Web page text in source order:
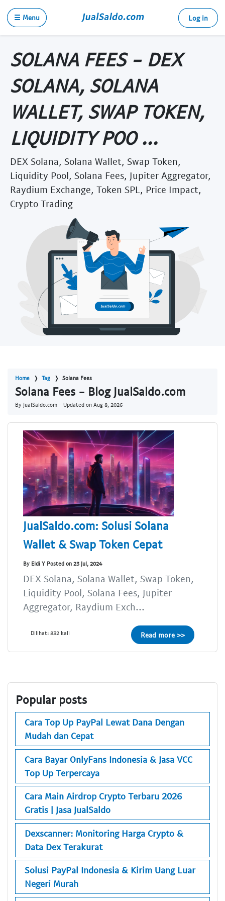
☰ Menu Log in
SOLANA FEES - DEX
SOLANA, SOLANA
WALLET, SWAP TOKEN,
LIQUIDITY POO ...
DEX Solana, Solana Wallet, Swap Token,
Liquidity Pool, Solana Fees, Jupiter Aggregator,
Raydium Exchange, Token SPL, Price Impact,
Crypto Trading
Home Tag Solana Fees
Solana Fees - Blog JualSaldo.com
By JualSaldo.com - Updated on Aug 8, 2026
JualSaldo.com: Solusi Solana
Wallet & Swap Token Cepat
By Eldi Y Posted on 23 Jul, 2024
DEX Solana, Solana Wallet, Swap Token,
Liquidity Pool, Solana Fees, Jupiter
Aggregator, Raydium Exch...
Dilihat: 832 kali Read more >>
Popular posts
Cara Top Up PayPal Lewat Dana Dengan
Mudah dan Cepat
Cara Bayar OnlyFans Indonesia & Jasa VCC
Top Up Terpercaya
Cara Main Airdrop Crypto Terbaru 2026
Gratis | Jasa JualSaldo
Dexscanner: Monitoring Harga Crypto &
Data Dex Terakurat
Solusi PayPal Indonesia & Kirim Uang Luar
Negeri Murah